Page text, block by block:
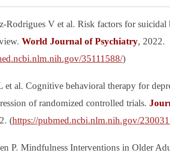
Rodrigues V et al. Risk factors for
World Journal of Psychiatry, 2022.
35111588/)
al. Cognitive behavioral therapy for
of randomized controlled trials.
(https://pubmed.ncbi.nlm.nih.gov/
P. Mindfulness Interventions in Older